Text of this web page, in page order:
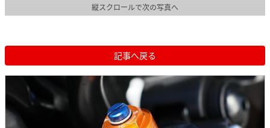
縦スクロールで次の写真へ
記事へ戻る